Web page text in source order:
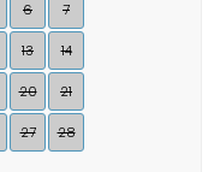
6 7
13 14
20 21
27 28